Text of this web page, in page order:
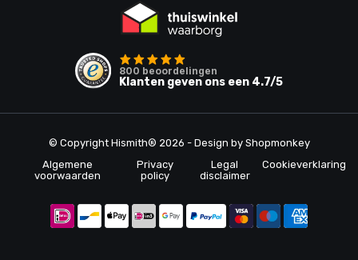
800 beoordelingen
Klanten geven ons een 4.7/5
© Copyright Hismith® 2026 - Design by Shopmonkey
Algemene
voorwaarden
Privacy
policy
Legal
disclaimer
Cookieverklaring